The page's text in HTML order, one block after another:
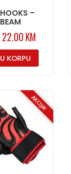
–
22.00 KM
KORPU
AKCIJA!